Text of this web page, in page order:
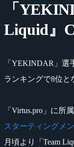
「
Liquid』
「YEKINDAR」選
ランキングで8位と
「Virtus.pro」に所
スターティングメ
月頃より「Team